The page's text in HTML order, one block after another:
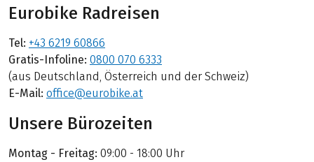
Eurobike Radreisen
Tel: +43 6219 60866
Gratis-Infoline: 0800 070 6333
(aus Deutschland, Österreich und der Schweiz)
E-Mail: office@eurobike.at
Unsere Bürozeiten
Montag - Freitag: 09:00 - 18:00 Uhr